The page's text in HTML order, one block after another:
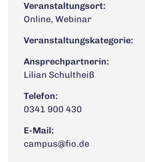
Veranstaltungsort:
Online, Webinar
Veranstaltungskategorie:
Ansprechpartnerin:
Lilian Schultheiß
Telefon:
0341 900 430
E-Mail:
campus@fio.de